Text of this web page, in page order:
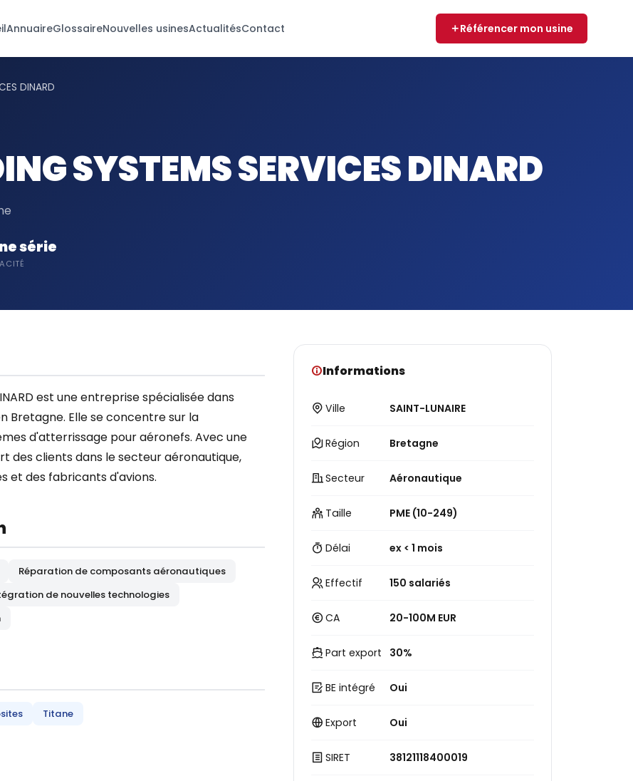
AnnuaireGlossaireNouvelles usinesActualitésContact Référencer mon usine
DINARD
SYSTEMS SERVICES DINARD
série
est une entreprise spécialisée dans
Bretagne. Elle se concentre sur la
d'atterrissage pour aéronefs. Avec une
des clients dans le secteur aéronautique,
et des fabricants d'avions.
Réparation de composants aéronautiques
de nouvelles technologies
Titane
Informations
Ville SAINT-LUNAIRE
Région Bretagne
Secteur Aéronautique
Taille PME (10-249)
Délai ex < 1 mois
Effectif 150 salariés
CA 20-100M EUR
Part export 30%
BE intégré Oui
Export Oui
SIRET 38121118400019